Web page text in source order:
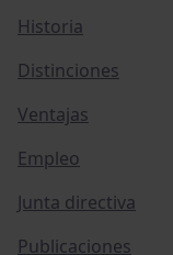
Historia
Distinciones
Ventajas
Empleo
Junta directiva
Publicaciones